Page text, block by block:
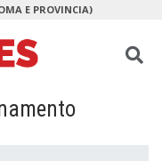
E PROVINCIA)